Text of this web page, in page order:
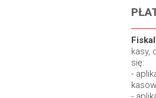
kasy,
się:
-